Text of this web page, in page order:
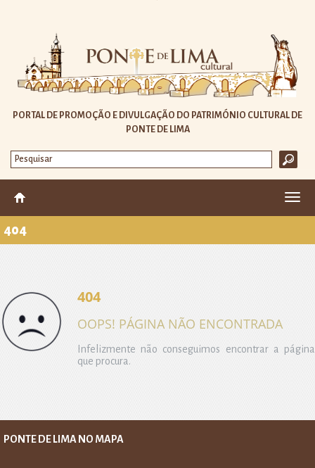
PORTAL DE PROMOÇÃO E DIVULGAÇÃO DO PATRIMÓNIO CULTURAL DE
PONTE DE LIMA
404
404
OOPS! PÁGINA NÃO ENCONTRADA
Infelizmente não conseguimos encontrar a página
que procura.
PONTE DE LIMA NO MAPA